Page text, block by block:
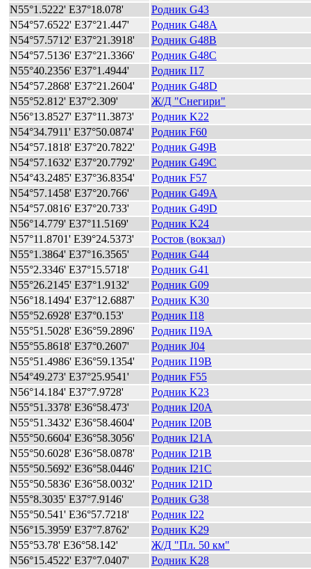
N55°1.5222' E37°18.078'
Родник G43
N54°57.6522' E37°21.447'
Родник G48A
N54°57.5712' E37°21.3918'
Родник G48B
N54°57.5136' E37°21.3366'
Родник G48C
N55°40.2356' E37°1.4944'
Родник I17
N54°57.2868' E37°21.2604'
Родник G48D
N55°52.812' E37°2.309'
Ж/Д "Снегири"
N56°13.8527' E37°11.3873'
Родник K22
N54°34.7911' E37°50.0874'
Родник F60
N54°57.1818' E37°20.7822'
Родник G49B
N54°57.1632' E37°20.7792'
Родник G49C
N54°43.2485' E37°36.8354'
Родник F57
N54°57.1458' E37°20.766'
Родник G49A
N54°57.0816' E37°20.733'
Родник G49D
N56°14.779' E37°11.5169'
Родник K24
N57°11.8701' E39°24.5373'
Ростов (вокзал)
N55°1.3864' E37°16.3565'
Родник G44
N55°2.3346' E37°15.5718'
Родник G41
N55°26.2145' E37°1.9132'
Родник G09
N56°18.1494' E37°12.6887'
Родник K30
N55°52.6928' E37°0.153'
Родник I18
N55°51.5028' E36°59.2896'
Родник I19A
N55°55.8618' E37°0.2607'
Родник J04
N55°51.4986' E36°59.1354'
Родник I19B
N54°49.273' E37°25.9541'
Родник F55
N56°14.184' E37°7.9728'
Родник K23
N55°51.3378' E36°58.473'
Родник I20A
N55°51.3432' E36°58.4604'
Родник I20B
N55°50.6604' E36°58.3056'
Родник I21A
N55°50.6028' E36°58.0878'
Родник I21B
N55°50.5692' E36°58.0446'
Родник I21C
N55°50.5836' E36°58.0032'
Родник I21D
N55°8.3035' E37°7.9146'
Родник G38
N55°50.541' E36°57.7218'
Родник I22
N56°15.3959' E37°7.8762'
Родник K29
N55°53.78' E36°58.142'
Ж/Д "Пл. 50 км"
N56°15.4522' E37°7.0407'
Родник K28